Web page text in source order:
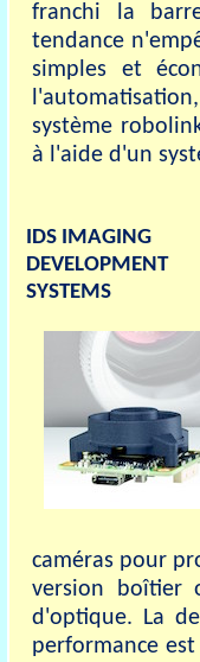
franchi la
tendance
simples et
système
à l'aide d'un
IDS IMAGING
DEVELOPMENT
SYSTEMS
caméras pour
version boîtier
d'optique. La
performance